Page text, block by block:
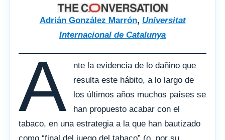
Adrián González Marrón, Universitat
Internacional de Catalunya
A
nte la evidencia de lo dañino que
resulta este hábito, a lo largo de
los últimos años muchos países se
han propuesto acabar con el
tabaco, en una estrategia a la que han bautizado